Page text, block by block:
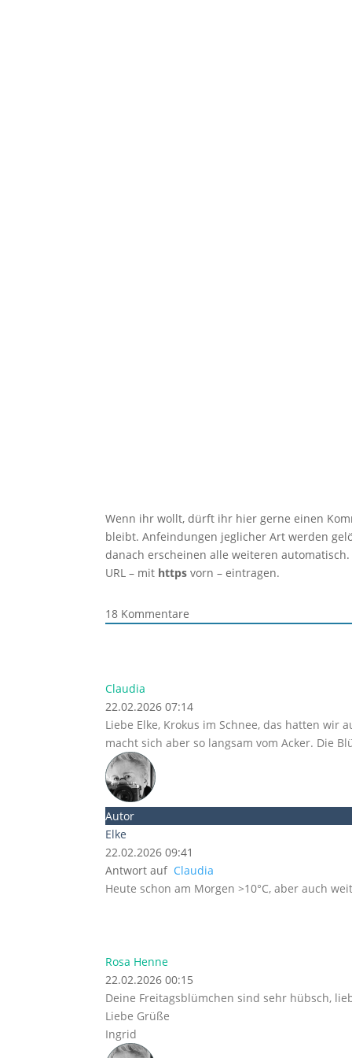
Wenn ihr wollt, dürft ihr hier gerne einen
bleibt. Anfeindungen jeglicher Art werden
danach erscheinen alle weiteren
URL – mit https vorn – eintragen.
18 Kommentare
Claudia
22.02.2026 07:14
Liebe Elke, Krokus im Schnee, das hatten wir
macht sich aber so langsam vom Acker. Die
Autor
Elke
22.02.2026 09:41
Antwort auf Claudia
Heute schon am Morgen >10°C, aber auch
Rosa Henne
22.02.2026 00:15
Deine Freitagsblümchen sind sehr hübsch,
Liebe Grüße
Ingrid